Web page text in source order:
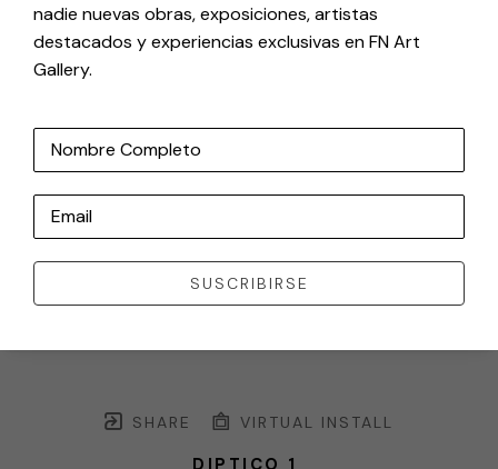
SHARE VIRTUAL INSTALL
DIPTICO 1
nadie nuevas obras, exposiciones, artistas
destacados y experiencias exclusivas en FN Art
Gallery.
Nombre Completo
Email
SUSCRIBIRSE